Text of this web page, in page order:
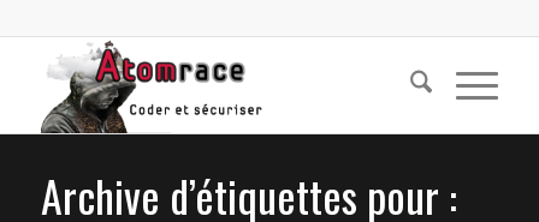
Archive d’étiquettes pour :